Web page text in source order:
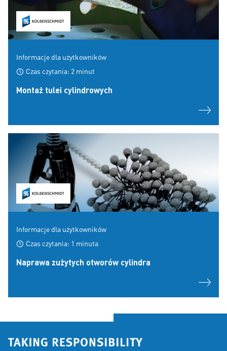
Informacje dla użytkowników
Czas czytania: 2 minut
Montaż tulei cylindrowych
Informacje dla użytkowników
Czas czytania: 1 minuta
Naprawa zużytych otworów cylindra